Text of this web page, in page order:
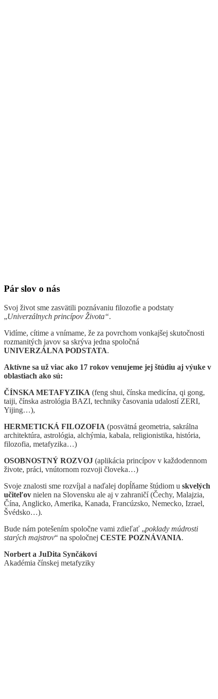
Pár slov o nás
Svoj život sme zasvätili poznávaniu filozofie a podstaty
„Univerzálnych princípov Života“.
Vidíme, cítime a vnímame, že za povrchom vonkajšej skutočnosti
rozmanitých javov sa skrýva jedna spoločná
UNIVERZÁLNA PODSTATA.
Aktívne sa už viac ako 17 rokov venujeme jej štúdiu aj výuke v
oblastiach ako sú:
ČÍNSKA METAFYZIKA (feng shui, čínska medicína, qi gong,
taiji, čínska astrológia BAZI, techniky časovania udalostí ZERI,
Yijing…),
HERMETICKÁ FILOZOFIA (posvätná geometria, sakrálna
architektúra, astrológia, alchýmia, kabala, religionistika, história,
filozofia, metafyzika…)
OSOBNOSTNÝ ROZVOJ (aplikácia princípov v každodennom
živote, práci, vnútornom rozvoji človeka…)
Svoje znalosti sme rozvíjal a naďalej dopĺňame štúdiom u skvelých
učiteľov nielen na Slovensku ale aj v zahraničí (Čechy, Malajzia,
Čína, Anglicko, Amerika, Kanada, Francúzsko, Nemecko, Izrael,
Švédsko…).
Bude nám potešením spoločne vami zdieľať „poklady múdrosti
starých majstrov“ na spoločnej CESTE POZNÁVANIA.
Norbert a JuDita Synčákoví
Akadémia čínskej metafyziky